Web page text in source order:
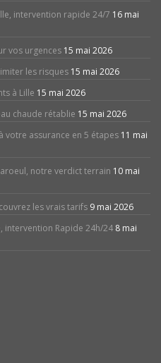
intervention rapide 24/7 16 mai
vos urgences 15 mai 2026
les risques 15 mai 2026
à Lille 15 mai 2026
chaude rétablie 15 mai 2026
votre assurance en 5 étapes 11 mai
notre verdict terrain 10 mai
les vrais tarifs 9 mai 2026
Rapide 24h/24 8 mai